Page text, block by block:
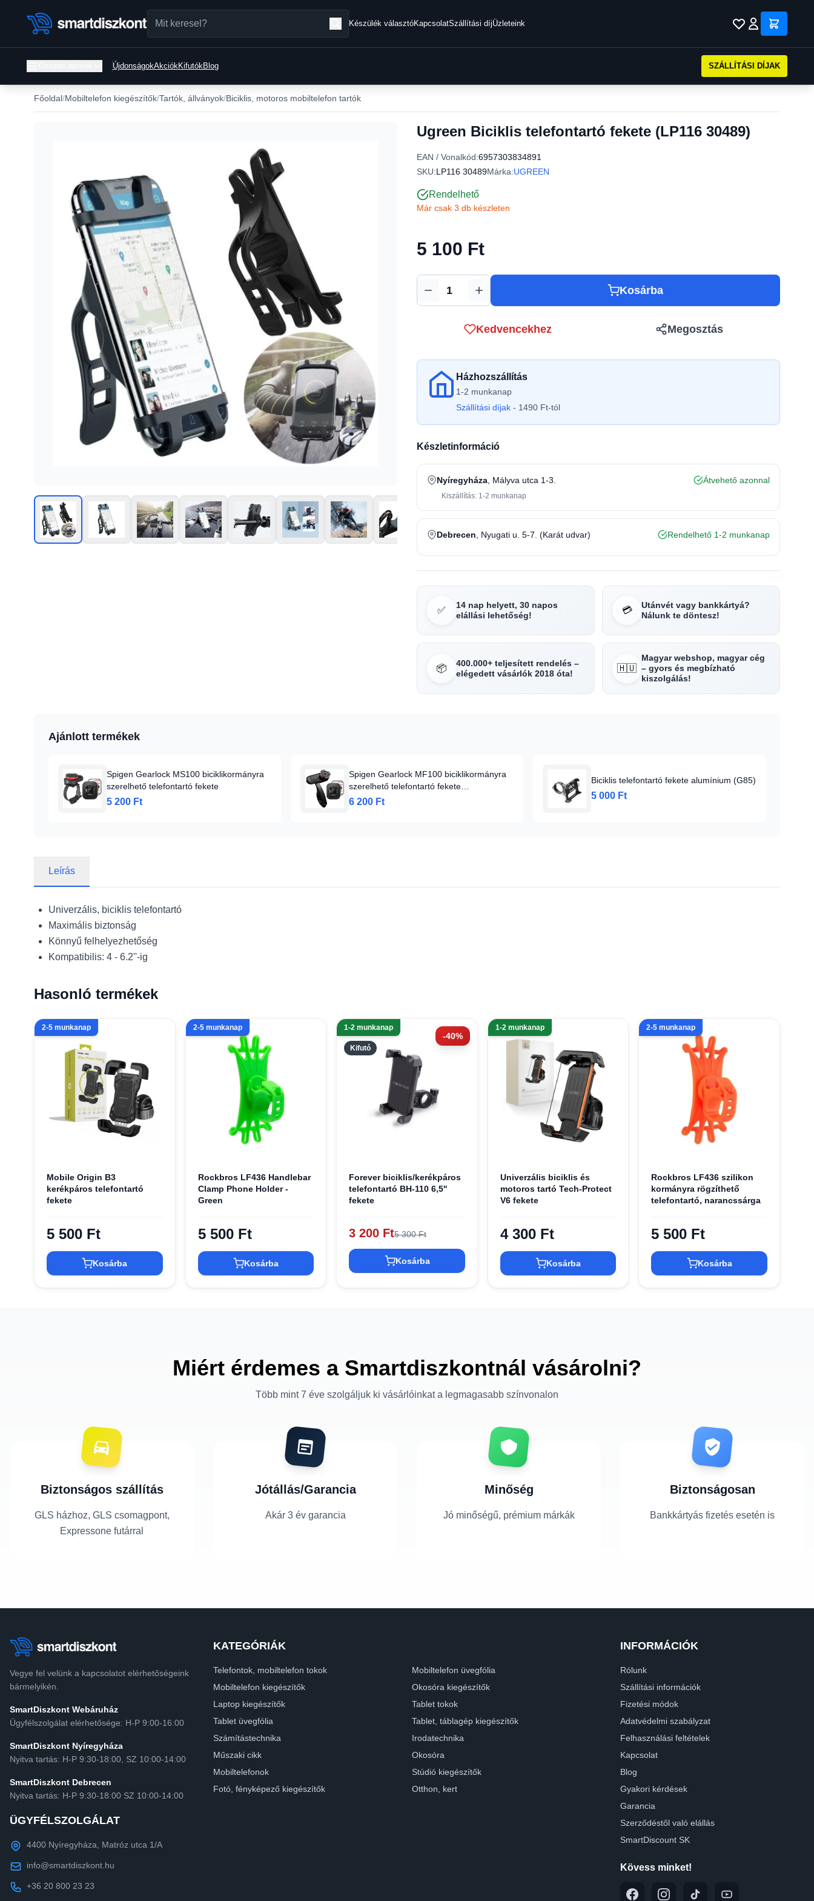
Készülék választóKapcsolatSzállítási díjÜzleteink
ÚjdonságokAkciókKifutókBlog SZÁLLÍTÁSI DÍJAK
Főoldal Mobiltelefon kiegészítők Tartók, állványok Biciklis, motoros mobiltelefon tartók
Ugreen Biciklis telefontartó fekete (LP116 30489)
EAN / Vonalkód:6957303834891
SKU:LP116 30489Márka:UGREEN
Rendelhető
Már csak 3 db készleten
5 100 Ft
Mennyiség Kosárba
Kedvencekhez Megosztás
Házhozszállítás
1-2 munkanap
Szállítási díjak - 1490 Ft-tól
Készletinformáció
Nyíregyháza , Mályva utca 1-3. Átvehető azonnal
Kiszállítás: 1-2 munkanap
Debrecen , Nyugati u. 5-7. (Karát udvar) Rendelhető 1-2 munkanap
✅
14 nap helyett, 30 napos
elállási lehetőség!
💳
Utánvét vagy bankkártyá?
Nálunk te döntesz!
📦
400.000+ teljesített rendelés –
elégedett vásárlók 2018 óta!
🇭🇺
Magyar webshop, magyar cég
– gyors és megbízható
kiszolgálás!
Ajánlott termékek
Spigen Gearlock MS100 biciklikormányra
szerelhető telefontartó fekete
5 200 Ft
Spigen Gearlock MF100 biciklikormányra
szerelhető telefontartó fekete
(000MP25056)
6 200 Ft
Biciklis telefontartó fekete alumínium (G85)
5 000 Ft
Leírás
Univerzális, biciklis telefontartó
Maximális biztonság
Könnyű felhelyezhetőség
Kompatibilis: 4 - 6.2''-ig
Hasonló termékek
2-5 munkanap
Mobile Origin B3
kerékpáros telefontartó
fekete
5 500 Ft
Kosárba
2-5 munkanap
Rockbros LF436 Handlebar
Clamp Phone Holder -
Green
5 500 Ft
Kosárba
Kifutó
-40%
1-2 munkanap
Forever biciklis/kerékpáros
telefontartó BH-110 6,5''
fekete
3 200 Ft5 300 Ft
Kosárba
1-2 munkanap
Univerzális biciklis és
motoros tartó Tech-Protect
V6 fekete
4 300 Ft
Kosárba
2-5 munkanap
Rockbros LF436 szilikon
kormányra rögzíthető
telefontartó, narancssárga
5 500 Ft
Kosárba
Miért érdemes a Smartdiszkontnál vásárolni?
Több mint 7 éve szolgáljuk ki vásárlóinkat a legmagasabb színvonalon
Biztonságos szállítás
GLS házhoz, GLS csomagpont,
Expressone futárral
Jótállás/Garancia
Akár 3 év garancia
Minőség
Jó minőségű, prémium márkák
Biztonságosan
Bankkártyás fizetés esetén is
Vegye fel velünk a kapcsolatot elérhetőségeink
bármelyikén.
SmartDiszkont Webáruház
Ügyfélszolgálat elérhetősége: H-P 9:00-16:00
SmartDiszkont Nyíregyháza
Nyitva tartás: H-P 9:30-18:00, SZ 10:00-14:00
SmartDiszkont Debrecen
Nyitva tartás: H-P 9:30-18:00 SZ 10:00-14:00
ÜGYFÉLSZOLGÁLAT
4400 Nyíregyháza, Matróz utca 1/A
info@smartdiszkont.hu
+36 20 800 23 23
KATEGÓRIÁK
Telefontok, mobiltelefon tokok
Mobiltelefon üvegfólia
Mobiltelefon kiegészítők
Okosóra kiegészítők
Laptop kiegészítők
Tablet tokok
Tablet üvegfólia
Tablet, táblagép kiegészítők
Számítástechnika
Irodatechnika
Műszaki cikk
Okosóra
Mobiltelefonok
Stúdió kiegészítők
Fotó, fényképező kiegészítők
Otthon, kert
INFORMÁCIÓK
Rólunk
Szállítási információk
Fizetési módok
Adatvédelmi szabályzat
Felhasználási feltételek
Kapcsolat
Blog
Gyakori kérdések
Garancia
Szerződéstől való elállás
SmartDiscount SK
Kövess minket!